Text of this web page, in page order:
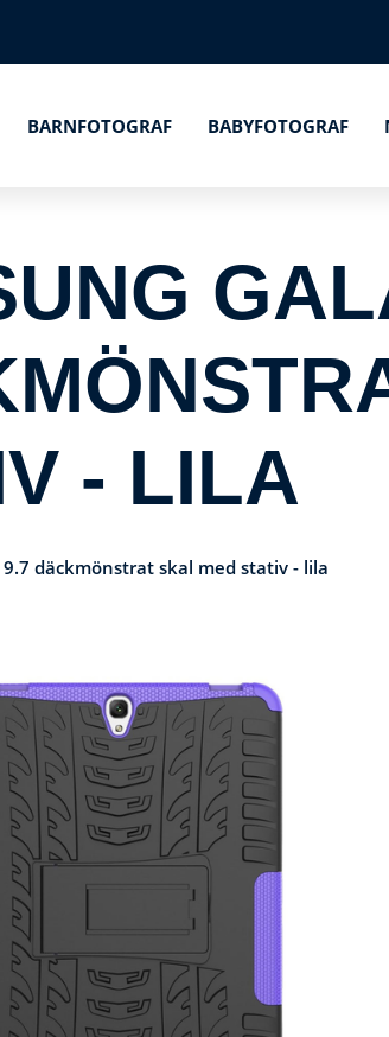
BARNFOTOGRAF BABYFOTOGRAF
- LILA
9.7 däckmönstrat skal med stativ - lila